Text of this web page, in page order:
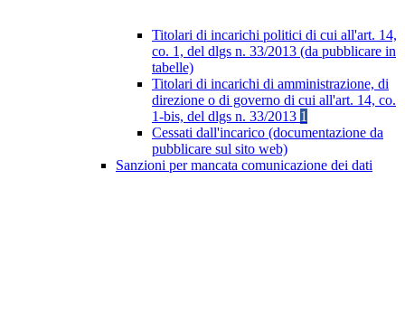
Titolari di incarichi politici di cui all'art. 14,
co. 1, del dlgs n. 33/2013 (da pubblicare in
tabelle)
Titolari di incarichi di amministrazione, di
direzione o di governo di cui all'art. 14, co.
1-bis, del dlgs n. 33/2013 1
Cessati dall'incarico (documentazione da
pubblicare sul sito web)
Sanzioni per mancata comunicazione dei dati